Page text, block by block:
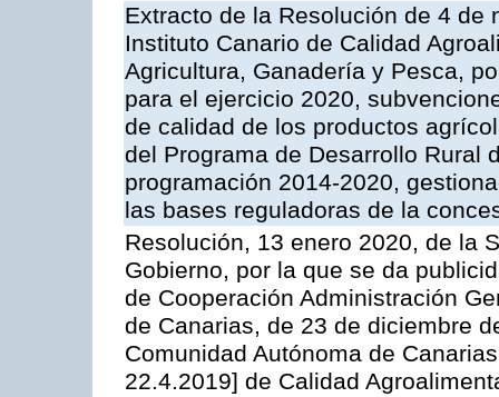
Extracto de la Resolución de 4 de
Instituto Canario de Calidad
Agricultura, Ganadería y Pesca,
para el ejercicio 2020,
de calidad de los productos
del Programa de Desarrollo Rural
programación 2014-2020,
las bases reguladoras de la
Resolución, 13 enero 2020, de la
Gobierno, por la que se da
de Cooperación Administración
de Canarias, de 23 de diciembre
Comunidad Autónoma de
22.4.2019] de Calidad